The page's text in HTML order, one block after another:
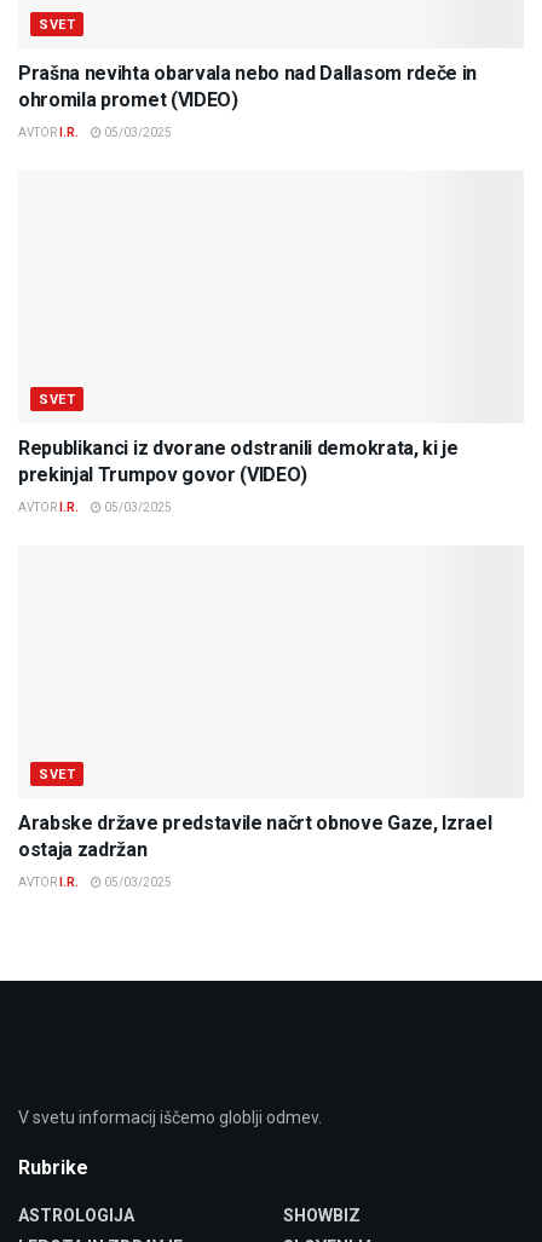
SVET
Prašna nevihta obarvala nebo nad Dallasom rdeče in
ohromila promet (VIDEO)
AVTOR I.R. 05/03/2025
SVET
Republikanci iz dvorane odstranili demokrata, ki je
prekinjal Trumpov govor (VIDEO)
AVTOR I.R. 05/03/2025
SVET
Arabske države predstavile načrt obnove Gaze, Izrael
ostaja zadržan
AVTOR I.R. 05/03/2025
V svetu informacij iščemo globlji odmev.
Rubrike
ASTROLOGIJA
SHOWBIZ